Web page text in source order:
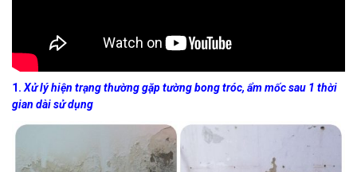
1.Xử lý hiện trạng thường gặp tường bong tróc, ẩm mốc sau 1 thời
gian dài sử dụng